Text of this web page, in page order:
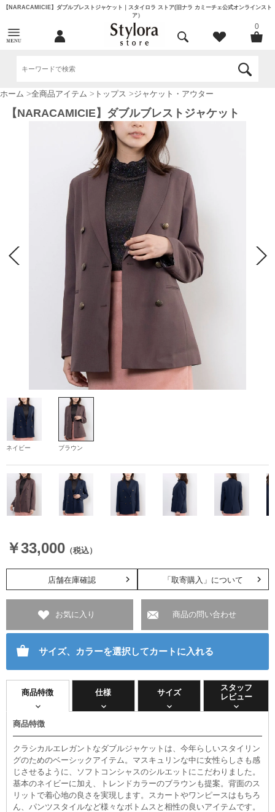
【NARACAMICIE】ダブルブレストジャケット｜スタイロラ ストア(旧ナラ カミーチェ公式オンラインスト
ア）
0
ホーム >全商品アイテム > トップス >ジャケット・アウター
【NARACAMICIE】ダブルブレストジャケット
ネイビー ブラウン
￥33,000 （税込）
「取寄購入」について
店舗在庫確認
お気に入り 商品の問い合わせ
サイズ、カラーを選択してカートに入れる
商品特徴 仕様 サイズ
スタッフ
レビュー
商品特徴
クラシカルエレガントなダブルジャケットは、今年らしいスタイリン
グのためのベーシックアイテム。マスキュリンな中に女性らしさも感
じさせるように、ソフトコンシャスのシルエットにこだわりました。
基本のネイビーに加え、トレンドカラーのブラウンも提案。背面のス
リットで着心地の良さを実現します。スカートやワンピースはもちろ
ん、パンツスタイルなど様々なボトムスと相性の良いアイテムです。